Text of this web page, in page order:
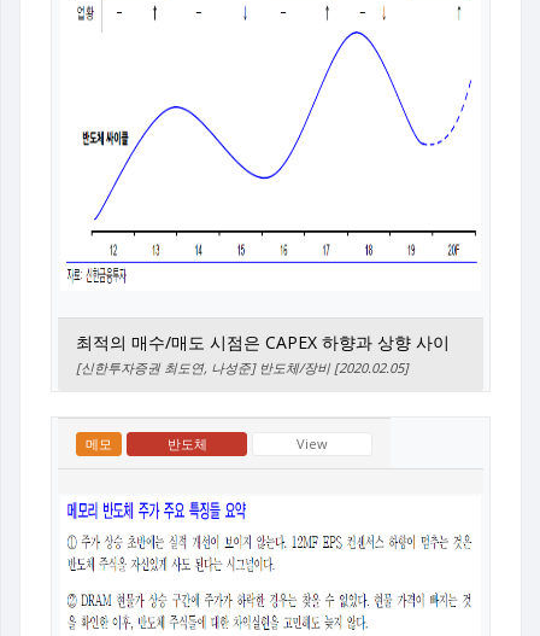
최적의 매수/매도 시점은 CAPEX 하향과 상향 사이
[신한투자증권 최도연, 나성준] 반도체/장비 [2020.02.05]
메모 반도체 View